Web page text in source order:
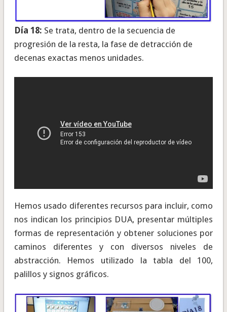
Día 18: Se trata, dentro de la secuencia de
progresión de la resta, la fase de detracción de
decenas exactas menos unidades.
Hemos usado diferentes recursos para incluir, como
nos indican los principios DUA, presentar múltiples
formas de representación y obtener soluciones por
caminos diferentes y con diversos niveles de
abstracción. Hemos utilizado la tabla del 100,
palillos y signos gráficos.